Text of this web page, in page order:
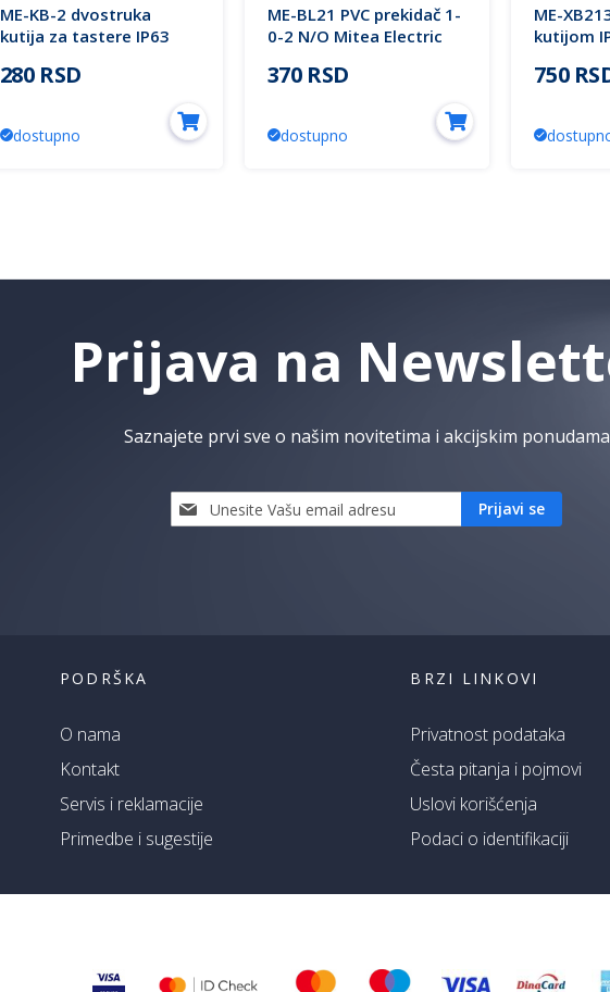
ME-KB-2 dvostruka
kutija za tastere IP63
280 RSD
dostupno
ME-BL21 PVC prekidač 1-
0-2 N/O Mitea Electric
370 RSD
dostupno
ME-
kutijom
750
Prijava na
Saznajete prvi sve o našim novitetima i akcijskim ponudama
Prijavi
se
Prijavi se
PODRŠKA
O nama
Kontakt
Servis i reklamacije
Primedbe i sugestije
BRZI LINKOVI
Privatnost podataka
Česta pitanja i pojmovi
Uslovi korišćenja
Podaci o identifikaciji